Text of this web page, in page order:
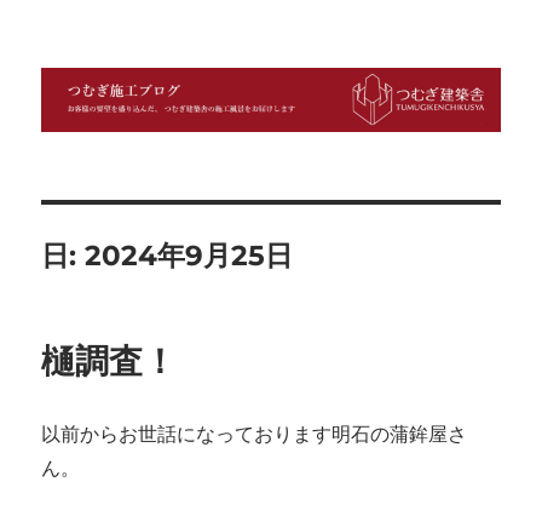
つむぎ施工ブログ
日:2024年9月25日
樋調査！
以前からお世話になっております明石の蒲鉾屋さ
ん。